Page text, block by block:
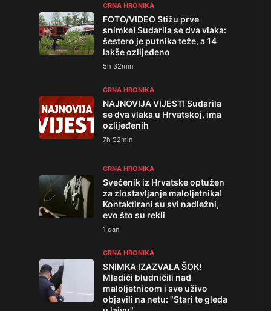
CRNA HRONIKA
FOTO/VIDEO Stižu prve
snimke! Sudarila se dva vlaka:
šestero je putnika teže, a 14
lakše ozlijeđeno
5h 32min
CRNA HRONIKA
NAJNOVIJA VIJEST! Sudarila
se dva vlaka u Hrvatskoj, ima
ozlijeđenih
7h 52min
CRNA HRONIKA
Svećenik iz Hrvatske optužen
za zlostavljanje maloljetnika!
Kontaktirani su svi nadležni,
evo što su rekli
1 dan
CRNA HRONIKA
SNIMKA IZAZVALA ŠOK!
Mladići bludničili nad
maloljetnicom i sve uživo
objavili na netu: "Stari te gleda